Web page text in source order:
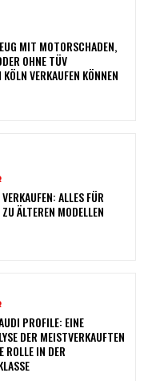
MIT MOTORSCHADEN,
OHNE TÜV
VERKAUFEN KÖNNEN
ALLES FÜR
ÄLTEREN MODELLEN
PROFILE: EINE
DER MEISTVERKAUFTEN
ROLLE IN DER